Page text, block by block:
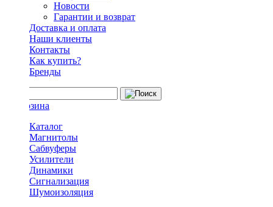
Новости
Гарантии и возврат
Доставка и оплата
Наши клиенты
Контакты
Как купить?
Бренды
Каталог
Магнитолы
Сабвуферы
Усилители
Динамики
Сигнализация
Шумоизоляция